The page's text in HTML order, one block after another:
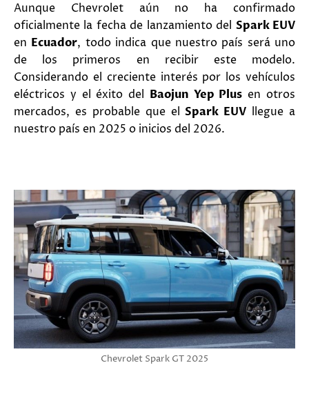
Aunque Chevrolet aún no ha confirmado
oficialmente la fecha de lanzamiento del Spark EUV
en Ecuador, todo indica que nuestro país será uno
de los primeros en recibir este modelo.
Considerando el creciente interés por los vehículos
eléctricos y el éxito del Baojun Yep Plus en otros
mercados, es probable que elSpark EUV llegue a
nuestro país en 2025 o inicios del 2026.
Chevrolet Spark GT 2025